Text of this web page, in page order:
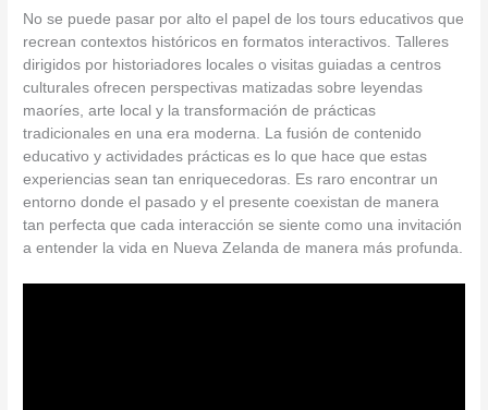
No se puede pasar por alto el papel de los tours educativos que
recrean contextos históricos en formatos interactivos. Talleres
dirigidos por historiadores locales o visitas guiadas a centros
culturales ofrecen perspectivas matizadas sobre leyendas
maoríes, arte local y la transformación de prácticas
tradicionales en una era moderna. La fusión de contenido
educativo y actividades prácticas es lo que hace que estas
experiencias sean tan enriquecedoras. Es raro encontrar un
entorno donde el pasado y el presente coexistan de manera
tan perfecta que cada interacción se siente como una invitación
a entender la vida en Nueva Zelanda de manera más profunda.